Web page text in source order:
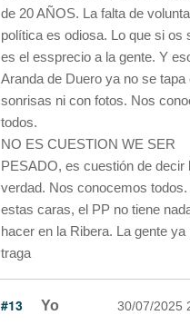
de 20 AÑOS. La falta de
política es odiosa. Lo que si os
es el essprecio a la gente. Y
Aranda de Duero ya no se tapa
sonrisas ni con fotos. Nos
todos.
NO ES CUESTION WE SER
PESADO, es cuestión de decir
verdad. Nos conocemos todos.
estas caras, el PP no tiene
hacer en la Ribera. La gente ya
traga
#13 Yo 30/07/2025